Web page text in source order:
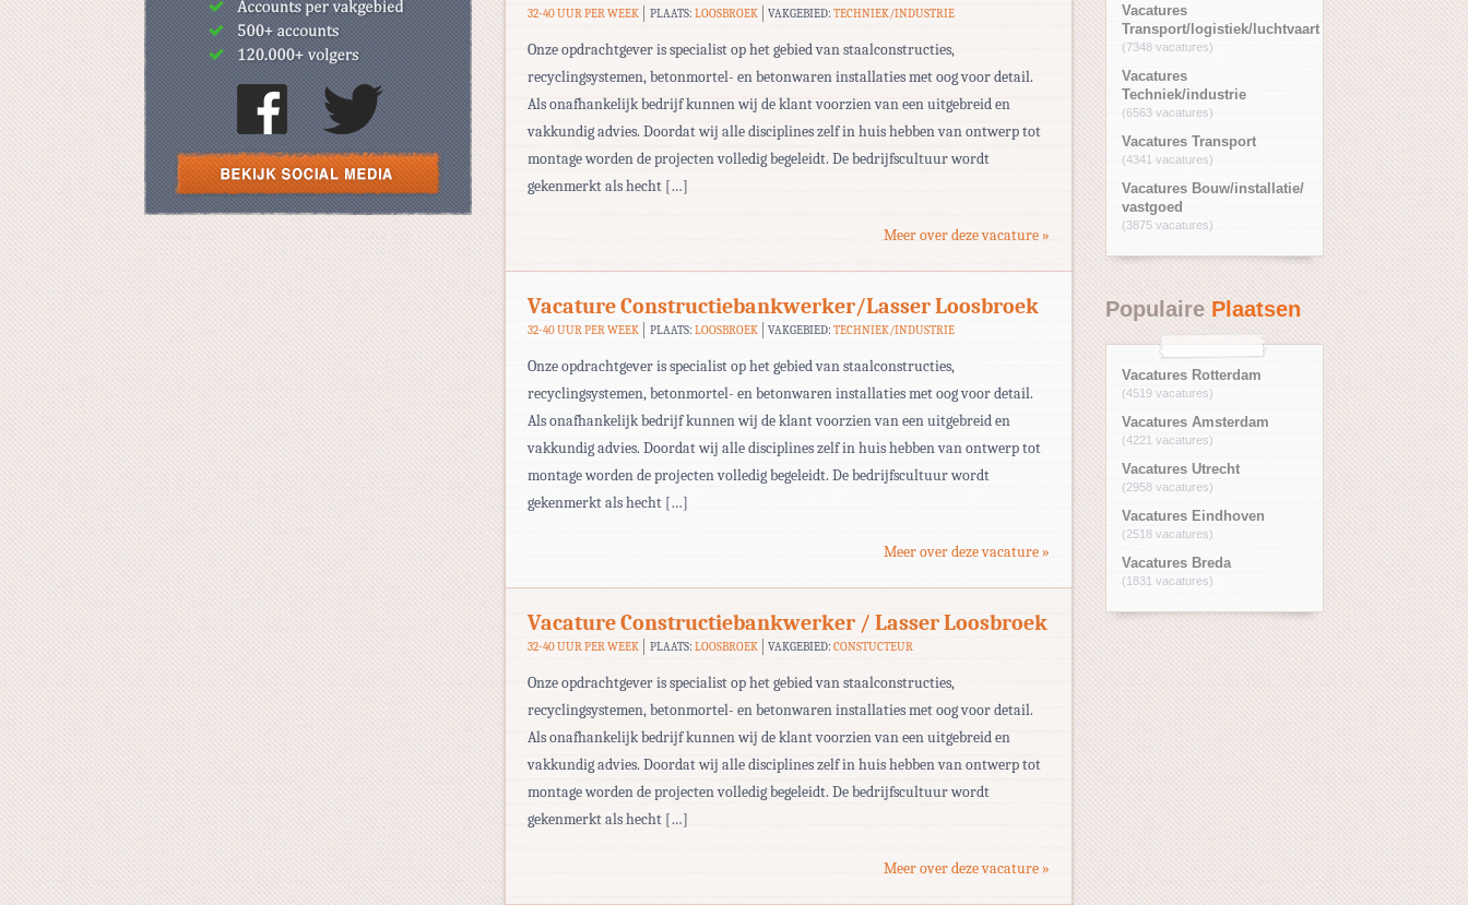
32-40 UUR PER WEEK PLAATS: LOOSBROEK VAKGEBIED:TECHNIEK/INDUSTRIE
Onze opdrachtgever is specialist op het gebied van staalconstructies,
recyclingsystemen, betonmortel- en betonwaren installaties met oog voor detail.
Als onafhankelijk bedrijf kunnen wij de klant voorzien van een uitgebreid en
vakkundig advies. Doordat wij alle disciplines zelf in huis hebben van ontwerp tot
montage worden de projecten volledig begeleidt. De bedrijfscultuur wordt
gekenmerkt als hecht […]
Meer over deze vacature »
Vacature Constructiebankwerker/Lasser Loosbroek
32-40 UUR PER WEEK PLAATS: LOOSBROEK VAKGEBIED:TECHNIEK/INDUSTRIE
Onze opdrachtgever is specialist op het gebied van staalconstructies,
recyclingsystemen, betonmortel- en betonwaren installaties met oog voor detail.
Als onafhankelijk bedrijf kunnen wij de klant voorzien van een uitgebreid en
vakkundig advies. Doordat wij alle disciplines zelf in huis hebben van ontwerp tot
montage worden de projecten volledig begeleidt. De bedrijfscultuur wordt
gekenmerkt als hecht […]
Meer over deze vacature »
Vacature Constructiebankwerker / Lasser Loosbroek
32-40 UUR PER WEEK PLAATS: LOOSBROEK VAKGEBIED:CONSTUCTEUR
Onze opdrachtgever is specialist op het gebied van staalconstructies,
recyclingsystemen, betonmortel- en betonwaren installaties met oog voor detail.
Als onafhankelijk bedrijf kunnen wij de klant voorzien van een uitgebreid en
vakkundig advies. Doordat wij alle disciplines zelf in huis hebben van ontwerp tot
montage worden de projecten volledig begeleidt. De bedrijfscultuur wordt
gekenmerkt als hecht […]
Meer over deze vacature »
Vacatures
Transport/logistiek/luchtvaart
(7348 vacatures)
Vacatures
Techniek/industrie
(6563 vacatures)
Vacatures Transport
(4341 vacatures)
Vacatures Bouw/installatie/
vastgoed
(3875 vacatures)
Populaire Plaatsen
Vacatures Rotterdam
(4519 vacatures)
Vacatures Amsterdam
(4221 vacatures)
Vacatures Utrecht
(2958 vacatures)
Vacatures Eindhoven
(2518 vacatures)
Vacatures Breda
(1831 vacatures)